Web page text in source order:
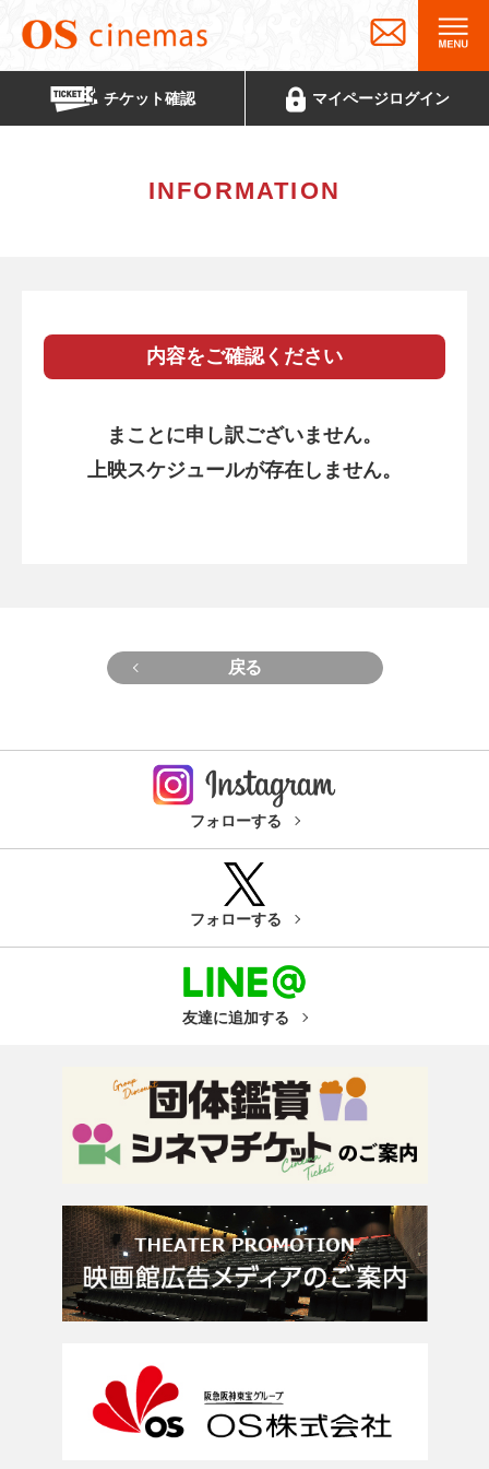
チケット確認 マイページログイン
INFORMATION
内容をご確認ください
まことに申し訳ございません。
上映スケジュールが存在しません。
戻る
フォローする
フォローする
友達に追加する